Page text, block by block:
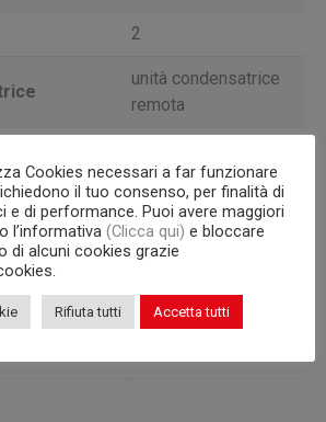
2
unità condensatrice
remota
TEMPERATURA
60
griglie 325×430 mm
665
Cookies necessari a far funzionare
il tuo consenso, per finalità di
e di performance. Puoi avere maggiori
l’informativa (Clicca qui) e bloccare
di alcuni cookies grazie
Rifiuta tutti Accetta tutti